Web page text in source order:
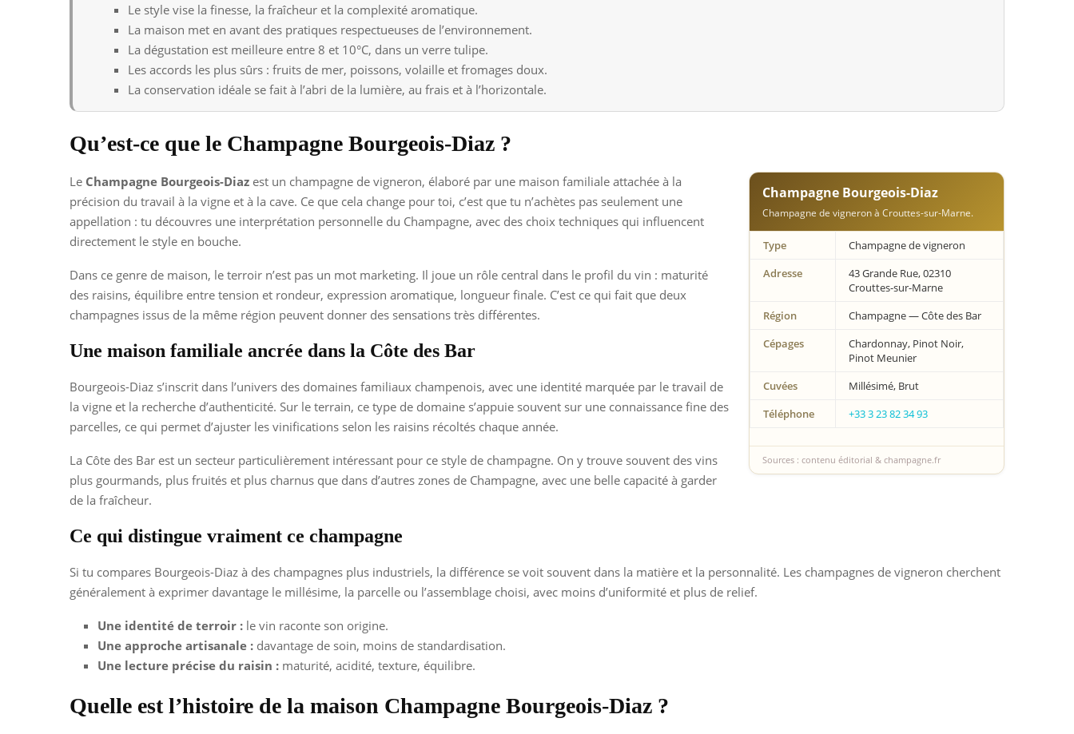
Le style vise la finesse, la fraîcheur et la complexité aromatique.
La maison met en avant des pratiques respectueuses de l’environnement.
La dégustation est meilleure entre 8 et 10°C, dans un verre tulipe.
Les accords les plus sûrs : fruits de mer, poissons, volaille et fromages doux.
La conservation idéale se fait à l’abri de la lumière, au frais et à l’horizontale.
Qu’est-ce que le Champagne Bourgeois-Diaz ?
Champagne Bourgeois-Diaz
Champagne de vigneron à Crouttes-sur-Marne.
Type
Champagne de vigneron
Adresse
43 Grande Rue, 02310
Crouttes-sur-Marne
Région
Champagne — Côte des Bar
Cépages
Chardonnay, Pinot Noir,
Pinot Meunier
Cuvées
Millésimé, Brut
Téléphone
+33 3 23 82 34 93
Sources : contenu éditorial & champagne.fr
Le Champagne Bourgeois-Diaz est un champagne de vigneron, élaboré par une maison familiale attachée à la
précision du travail à la vigne et à la cave. Ce que cela change pour toi, c’est que tu n’achètes pas seulement une
appellation : tu découvres une interprétation personnelle du Champagne, avec des choix techniques qui influencent
directement le style en bouche.
Dans ce genre de maison, le terroir n’est pas un mot marketing. Il joue un rôle central dans le profil du vin : maturité
des raisins, équilibre entre tension et rondeur, expression aromatique, longueur finale. C’est ce qui fait que deux
champagnes issus de la même région peuvent donner des sensations très différentes.
Une maison familiale ancrée dans la Côte des Bar
Bourgeois-Diaz s’inscrit dans l’univers des domaines familiaux champenois, avec une identité marquée par le travail de
la vigne et la recherche d’authenticité. Sur le terrain, ce type de domaine s’appuie souvent sur une connaissance fine des
parcelles, ce qui permet d’ajuster les vinifications selon les raisins récoltés chaque année.
La Côte des Bar est un secteur particulièrement intéressant pour ce style de champagne. On y trouve souvent des vins
plus gourmands, plus fruités et plus charnus que dans d’autres zones de Champagne, avec une belle capacité à garder
de la fraîcheur.
Ce qui distingue vraiment ce champagne
Si tu compares Bourgeois-Diaz à des champagnes plus industriels, la différence se voit souvent dans la matière et la personnalité. Les champagnes de vigneron cherchent
généralement à exprimer davantage le millésime, la parcelle ou l’assemblage choisi, avec moins d’uniformité et plus de relief.
Une identité de terroir : le vin raconte son origine.
Une approche artisanale : davantage de soin, moins de standardisation.
Une lecture précise du raisin : maturité, acidité, texture, équilibre.
Quelle est l’histoire de la maison Champagne Bourgeois-Diaz ?